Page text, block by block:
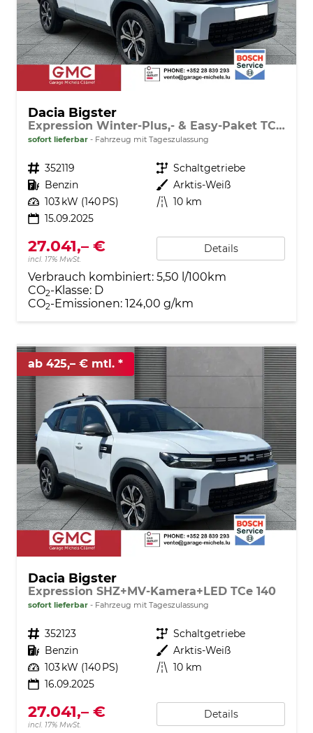
Dacia Bigster
Expression Winter-Plus,- & Easy-Paket TCe 140
sofort lieferbar Fahrzeug mit Tageszulassung
Fahrzeugnr. 352119 Getriebe Schaltgetriebe
Kraftstoff Benzin Außenfarbe Arktis-Weiß
Leistung 103 kW (140 PS) Kilometerstand 10 km
15.09.2025
27.041,– €
incl. 17% MwSt.
Details
Verbrauch kombiniert: 5,50 l/100km
CO2-Klasse: D
CO2-Emissionen: 124,00 g/km
ab 425,– € mtl.
Dacia Bigster
Expression SHZ+MV-Kamera+LED TCe 140
sofort lieferbar Fahrzeug mit Tageszulassung
Fahrzeugnr. 352123 Getriebe Schaltgetriebe
Kraftstoff Benzin Außenfarbe Arktis-Weiß
Leistung 103 kW (140 PS) Kilometerstand 10 km
16.09.2025
27.041,– €
incl. 17% MwSt.
Details